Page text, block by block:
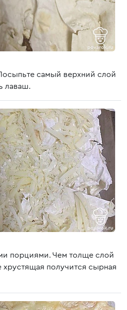
самый верхний слой
лаваш.
порциями. Чем толще слой
хрустящая получится сырная